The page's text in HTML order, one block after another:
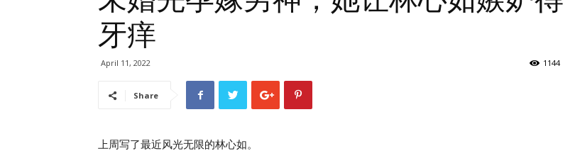
牙痒
April 11, 2022 1144
Share
上周写了最近风光无限的林心如。